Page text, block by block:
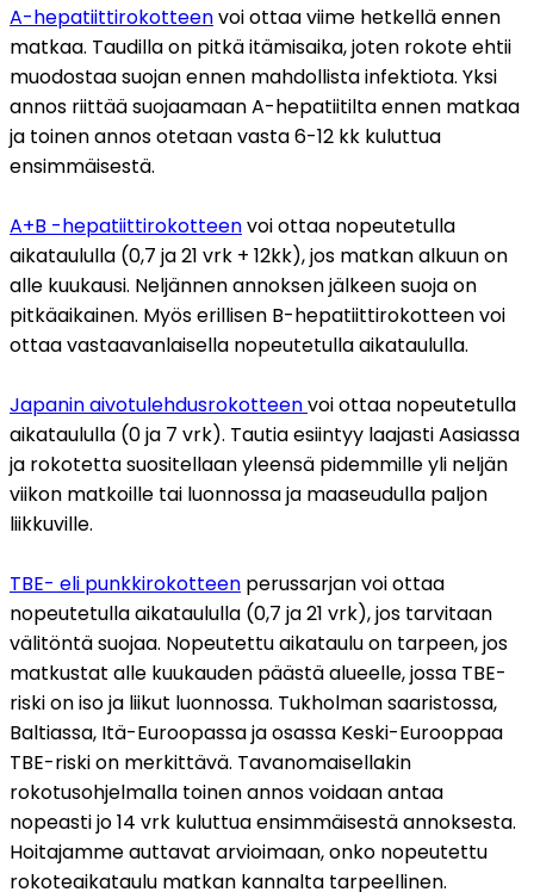
A-hepatiittirokotteen voi ottaa viime hetkellä ennen
matkaa. Taudilla on pitkä itämisaika, joten rokote ehtii
muodostaa suojan ennen mahdollista infektiota. Yksi
annos riittää suojaamaan A-hepatiitilta ennen matkaa
ja toinen annos otetaan vasta 6-12 kk kuluttua
ensimmäisestä.
A+B -hepatiittirokotteen voi ottaa nopeutetulla
aikataululla (0,7 ja 21 vrk + 12kk), jos matkan alkuun on
alle kuukausi. Neljännen annoksen jälkeen suoja on
pitkäaikainen. Myös erillisen B-hepatiittirokotteen voi
ottaa vastaavanlaisella nopeutetulla aikataululla.
Japanin aivotulehdusrokotteen voi ottaa nopeutetulla
aikataululla (0 ja 7 vrk). Tautia esiintyy laajasti Aasiassa
ja rokotetta suositellaan yleensä pidemmille yli neljän
viikon matkoille tai luonnossa ja maaseudulla paljon
liikkuville.
TBE- eli punkkirokotteen perussarjan voi ottaa
nopeutetulla aikataululla (0,7 ja 21 vrk), jos tarvitaan
välitöntä suojaa. Nopeutettu aikataulu on tarpeen, jos
matkustat alle kuukauden päästä alueelle, jossa TBE-
riski on iso ja liikut luonnossa. Tukholman saaristossa,
Baltiassa, Itä-Euroopassa ja osassa Keski-Eurooppaa
TBE-riski on merkittävä. Tavanomaisellakin
rokotusohjelmalla toinen annos voidaan antaa
nopeasti jo 14 vrk kuluttua ensimmäisestä annoksesta.
Hoitajamme auttavat arvioimaan, onko nopeutettu
rokoteaikataulu matkan kannalta tarpeellinen.